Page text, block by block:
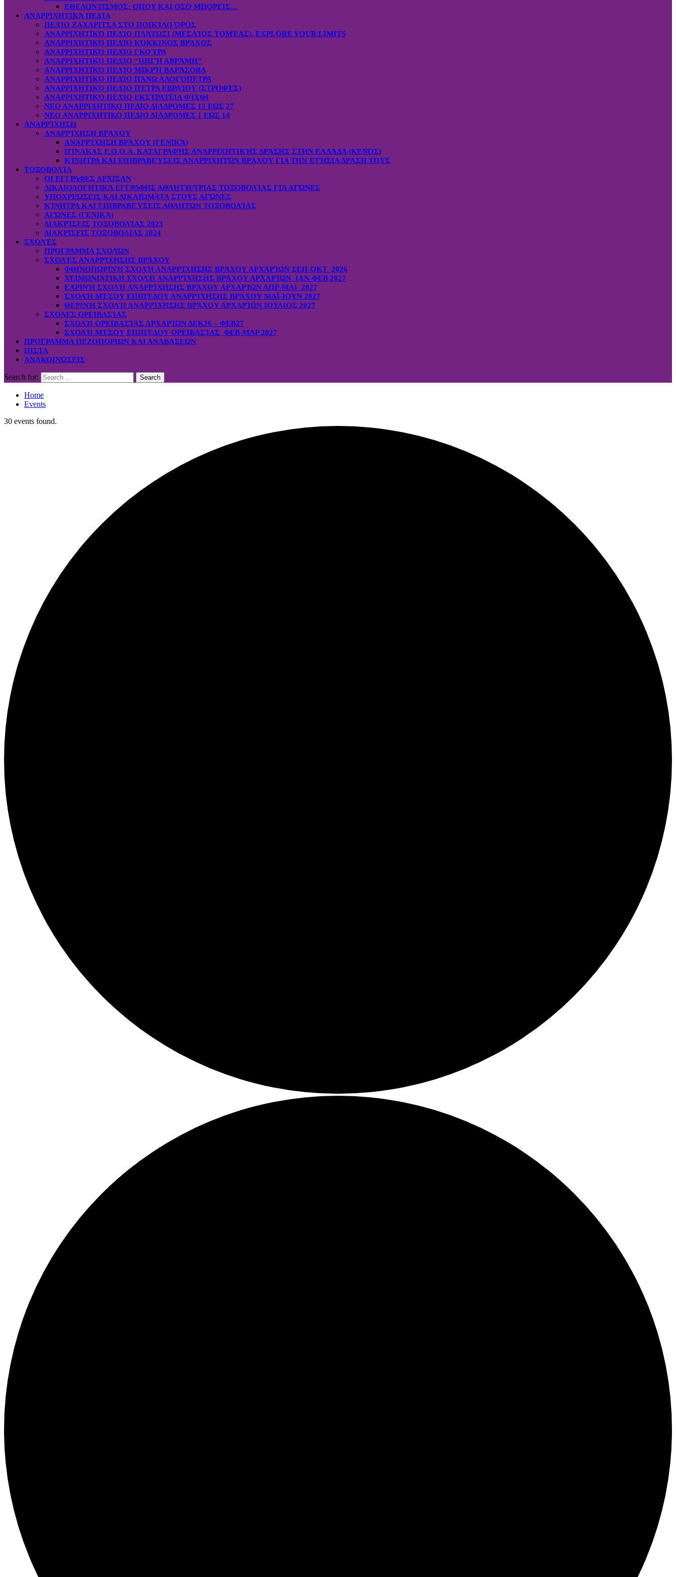
ΕΘΕΛΟΝΤΙΣΜΟΣ: OΠOY KAI ΟΣΟ ΜΠΟΡΕΙΣ…
ΑΝΑΡΡΙΧΗΤΙΚΆ ΠΕΔΊΑ
ΠΕΔΊΟ ΖΑΧΑΡΙΤΣΑ ΣΤΟ ΠΟΙΚΊΛΟ ΌΡΟΣ
ΑΝΑΡΡΙΧΗΤΙΚΌ ΠΕΔΊΟ ΠΛΆΤΩΣΙ (ΜΕΣΑΊΟΣ ΤΟΜΈΑΣ), EXPLORE YOUR LIMITS
ΑΝΑΡΡΙΧΗΤΙΚΌ ΠΕΔΊΟ ΚΌΚΚΙΝΟΣ ΒΡΆΧΟΣ
ΑΝΑΡΡΙΧΗΤΙΚΌ ΠΕΔΊΟ ΓΚΟΎΡΑ
ΑΝΑΡΡΙΧΗΤΙΚΌ ΠΕΔΊΟ “ΠΗΓΉ ΑΒΡΆΜΗ”
ΑΝΑΡΡΙΧΗΤΙΚΌ ΠΕΔΊΟ ΜΙΚΡΉ ΒΑΡΆΣΟΒΑ
ΑΝΑΡΡΙΧΗΤΙΚΌ ΠΕΔΊΟ ΠΆΝΩ ΑΛΟΓΌΠΕΤΡΑ
ΑΝΑΡΡΙΧΗΤΙΚΌ ΠΕΔΊΟ ΠΈΤΡΑ ΕΒΡΑΊΟΥ (ΣΤΡΟΦΈΣ)
ΑΝΑΡΡΙΧΗΤΙΚΌ ΠΕΔΊΟ ΕΚΣΤΡΑΤΕΙΑ ΦΊΧΘΙ
ΝΕΟ ΑΝΑΡΡΙΧΗΤΙΚΟ ΠΕΔΙΟ ΔΙΑΔΡΟΜΕΣ 15 ΕΩΣ 27
ΝΕΟ ΑΝΑΡΡΙΧΗΤΙΚΟ ΠΕΔΙΟ ΔΙΑΔΡΟΜΕΣ 1 ΕΩΣ 14
ΑΝΑΡΡΊΧΗΣΗ
ΑΝΑΡΡΊΧΗΣΗ ΒΡΆΧΟΥ
ΑΝΑΡΡΊΧΗΣΗ ΒΡΆΧΟΥ (ΓΕΝΙΚΆ)
ΠΊΝΑΚΑΣ Ε.Ο.Ο.Α. ΚΑΤΑΓΡΑΦΉΣ ΑΝΑΡΡΙΧΗΤΙΚΉΣ ΔΡΆΣΗΣ ΣΤΗΝ ΕΛΛΆΔΑ (ΚΕΝΌΣ)
ΚΊΝΗΤΡΑ ΚΑΙ ΕΠΙΒΡΑΒΕΎΣΕΙΣ ΑΝΑΡΡΙΧΗΤΏΝ ΒΡΆΧΟΥ ΓΙΑ ΤΗΝ ΕΤΉΣΙΑ ΔΡΆΣΗ ΤΟΥΣ
ΤΟΞΟΒΟΛΊΑ
ΟΙ ΕΓΓΡΑΦΕΣ ΑΡΧΙΣΑΝ
ΔΙΚΑΙΟΛΟΓΗΤΙΚΆ ΕΓΓΡΑΦΗΣ ΑΘΛΗΤΉ/ΤΡΙΑΣ ΤΟΞΟΒΟΛΊΑΣ ΓΙΑ ΑΓΏΝΕΣ
ΥΠΟΧΡΕΏΣΕΙΣ ΚΑΙ ΔΙΚΑΙΏΜΑΤΑ ΣΤΟΥΣ ΑΓΏΝΕΣ
ΚΊΝΗΤΡΑ ΚΑΙ ΕΠΙΒΡΑΒΕΎΣΕΙΣ ΑΘΛΗΤΏΝ ΤΟΞΟΒΟΛΊΑΣ
ΑΓΏΝΕΣ (ΓΕΝΙΚΆ)
ΔΙΑΚΡΊΣΕΙΣ ΤΟΞΟΒΟΛΊΑΣ 2023
ΔΙΑΚΡΙΣΕΙΣ ΤΟΞΟΒΟΛΙΑΣ 2024
ΣΧΟΛΈΣ
ΠΡΌΓΡΑΜΜΑ ΣΧΟΛΏΝ
ΣΧΟΛΈΣ ΑΝΑΡΡΊΧΗΣΗΣ ΒΡΆΧΟΥ
ΦΘΙΝΟΠΩΡΙΝΉ ΣΧΟΛΉ ΑΝΑΡΡΊΧΗΣΗΣ ΒΡΆΧΟΥ ΑΡΧΑΡΊΩΝ ΣΕΠ-ΟΚΤ 2026
ΧΕΙΜΩΝΙΆΤΙΚΗ ΣΧΟΛΉ ΑΝΑΡΡΊΧΗΣΗΣ ΒΡΆΧΟΥ ΑΡΧΑΡΊΩΝ ΙΑΝ-ΦΕΒ 2027
ΕΑΡΙΝΉ ΣΧΟΛΉ ΑΝΑΡΡΊΧΗΣΗΣ ΒΡΆΧΟΥ ΑΡΧΑΡΊΩΝ ΑΠΡ-ΜΑΙ 2027
ΣΧΟΛΉ ΜΈΣΟΥ ΕΠΙΠΈΔΟΥ ΑΝΑΡΡΊΧΗΣΗΣ ΒΡΆΧΟΥ ΜΑΪ-ΙΟΥΝ 2027
ΘΕΡΙΝΉ ΣΧΟΛΉ ΑΝΑΡΡΊΧΗΣΗΣ ΒΡΆΧΟΥ ΑΡΧΑΡΊΩΝ ΙΟΥΛΙΟΣ 2027
ΣΧΟΛΕΣ ΟΡΕΙΒΑΣΊΑΣ
ΣΧΟΛΉ ΟΡΕΙΒΑΣΊΑΣ ΑΡΧΑΡΊΩΝ ΔΕΚ26 – ΦΕΒ27
ΣΧΟΛΉ ΜΈΣΟΥ ΕΠΙΠΈΔΟΥ ΟΡΕΙΒΑΣΊΑΣ ΦΕΒ-ΜΑΡ 2027
ΠΡΟΓΡΑΜΜΑ ΠΕΖΟΠΟΡΙΩΝ ΚΑΙ ΑΝΑΒΑΣΕΩΝ
ΠΙΣΤΑ
ΑΝΑΚΟΙΝΏΣΕΙΣ
Search for:
Home
Events
30 events found.